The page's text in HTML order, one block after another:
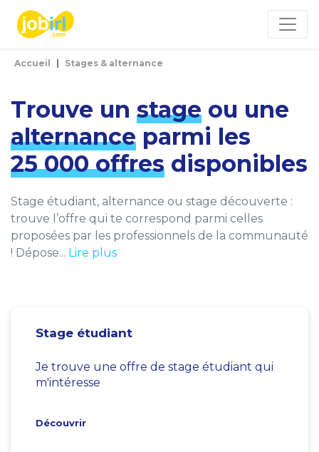
Accueil Stages & alternance
Trouve un stage ou une
alternance parmi les
25 000 offres disponibles
Stage étudiant, alternance ou stage découverte :
trouve l’offre qui te correspond parmi celles
proposées par les professionnels de la communauté
! Dépose... Lire plus
Stage étudiant
Je trouve une offre de stage étudiant qui
m'intéresse
Découvrir
Panneau de gestion des cookies